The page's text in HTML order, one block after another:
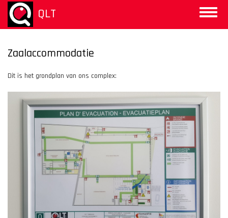
Overslaan
naar
inhoud
Toggle
QLT
Zaalaccommodatie
Dit is het grondplan van ons complex: